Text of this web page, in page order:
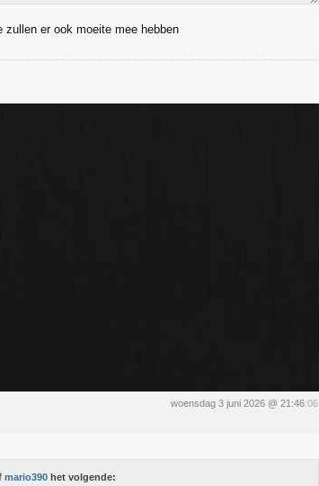
er ook moeite mee hebben
woensdag 3 juni 2026 @ 21:46:06
mario390 het volgende: